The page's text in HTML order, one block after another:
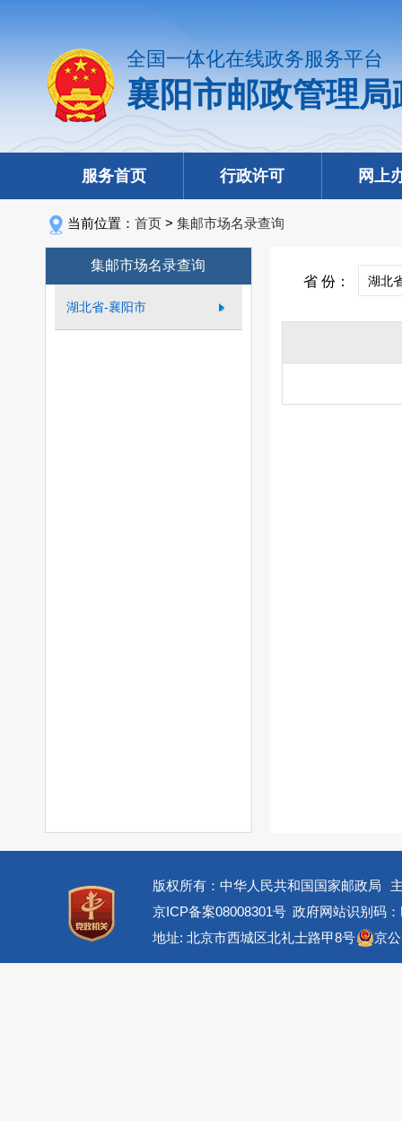
全国一体化在线政务服务平台
襄阳市邮政管理
服务首页 行政许可 网上
当前位置： 首页 > 集邮市场名录查询
集邮市场名录查询
湖北省-襄阳市
省 份：
版权所有：中华人民共和国国家邮政局
京ICP备案08008301号 政府网站识别码
地址: 北京市西城区北礼士路甲8号
京